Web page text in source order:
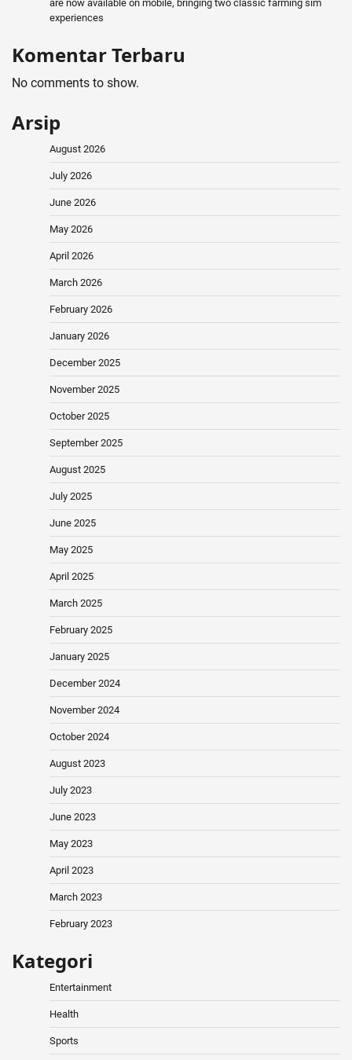
are now available on mobile, bringing two classic farming sim
experiences
Komentar Terbaru
No comments to show.
Arsip
August 2026
July 2026
June 2026
May 2026
April 2026
March 2026
February 2026
January 2026
December 2025
November 2025
October 2025
September 2025
August 2025
July 2025
June 2025
May 2025
April 2025
March 2025
February 2025
January 2025
December 2024
November 2024
October 2024
August 2023
July 2023
June 2023
May 2023
April 2023
March 2023
February 2023
Kategori
Entertainment
Health
Sports